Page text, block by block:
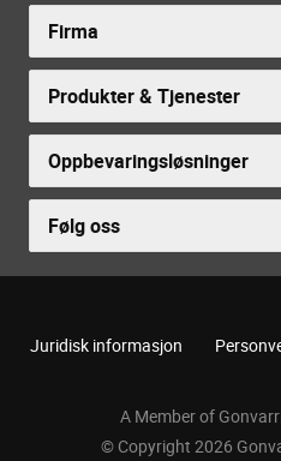
Firma
Produkter & Tjenester
Oppbevaringsløsninger
Følg oss
Juridisk informasjon
A Member of
© Copyright 2026